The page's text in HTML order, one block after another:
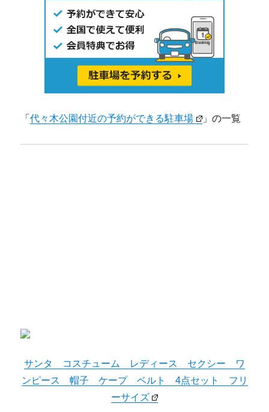
「代々木公園付近の予約ができる駐車場 」の一覧
サンタ コスチューム レディース セクシー ワ
ンピース 帽子 ケープ ベルト 4点セット フリ
ーサイズ